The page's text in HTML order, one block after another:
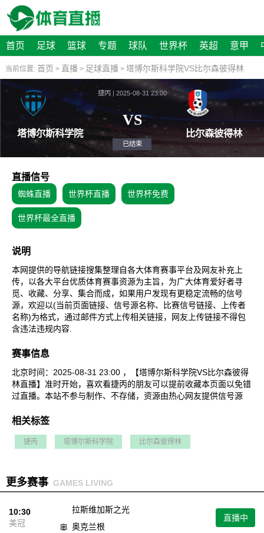
首页 足球 篮球 专题 球队 世界杯 英超 意甲
当前位置: 首页 > 直播> 足球直播> 塔博尔斯科学院VS比尔森彼得林
捷丙 | 2025-08-31 23:00
VS
直播信号
蜘蛛直播 世界杯直播 世界杯免费
世界杯最全直播
说明
本网提供的导航链接搜集整理自各大体育赛事平台及网友补充上
传，以各大平台优质体育赛事资源为主旨，为广大体育爱好者寻
觅、收藏、分享、集合而成，如果用户发现有更稳定流畅的信号
源，欢迎以(当前页面链接、信号源名称、比赛信号链接、上传者
名称)为格式，通过邮件方式上传相关链接，网友上传链接不得包
含违法违规内容.
赛事信息
北京时间：2025-08-31 23:00 ，【塔博尔斯科学院VS比尔森彼得
林直播】准时开始，喜欢看捷丙的朋友可以提前收藏本页面以免错
过直播。本站不参与制作、不存储，资源由热心网友提供信号源
相关标签
捷丙 塔博尔斯科学院 比尔森彼得林
更多赛事 GAMES LIVING
10:30
美冠
拉斯维加斯之光
奥克兰根
直播中